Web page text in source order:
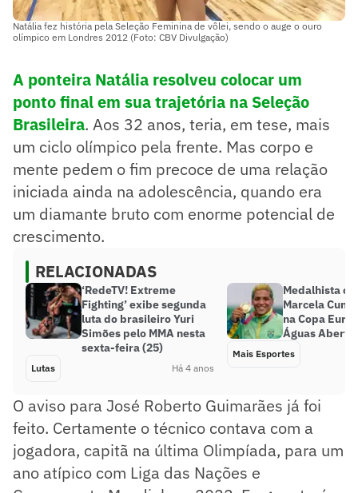
Natália fez história pela Seleção Feminina de vôlei, sendo o auge o ouro
olímpico em Londres 2012 (Foto: CBV Divulgação)
A ponteira Natália resolveu colocar um
ponto final em sua trajetória na Seleção
Brasileira. Aos 32 anos, teria, em tese, mais
um ciclo olímpico pela frente. Mas corpo e
mente pedem o fim precoce de uma relação
iniciada ainda na adolescência, quando era
um diamante bruto com enorme potencial de
crescimento.
RELACIONADAS
‘RedeTV! Extreme
Fighting’ exibe segunda
luta do brasileiro Yuri
Simões pelo MMA nesta
sexta-feira (25)
Lutas Há 4 anos
Medalhista
Marcela
na Copa
Águas
Mais Esportes
O aviso para José Roberto Guimarães já foi
feito. Certamente o técnico contava com a
jogadora, capitã na última Olimpíada, para um
ano atípico com Liga das Nações e